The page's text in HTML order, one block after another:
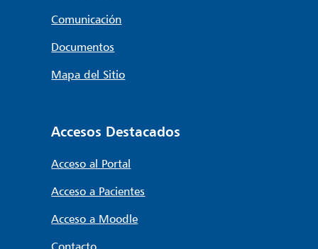
Comunicación
Documentos
Mapa del Sitio
Accesos Destacados
Acceso al Portal
Acceso a Pacientes
Acceso a Moodle
Contacto